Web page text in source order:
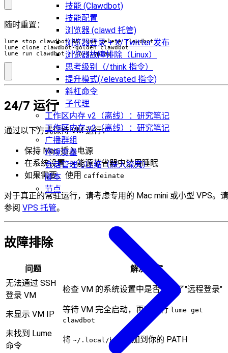
技能 (Clawdbot)
技能配置
浏览器 (clawd 托管)
浏览器登录 + X/Twitter 发布
浏览器故障排除（Linux）
思考级别（/think 指令）
提升模式(/elevated 指令)
斜杠命令
子代理
工作区内存 v2（离线）：研究笔记
工作区内存 v2（离线）：研究笔记
广播群组
环境变量
会话管理与压缩（深入探究）
脚本
节点
随时重置：
lume stop clawdbot &&
lume run clawdbot --no-display
24/7 运行
通过以下方式保持 VM 运行：
保持 Mac 插入电源
在系统设置 → 能源节省器中禁用睡眠
如果需要，使用 caffeinate
对于真正的常驻运行，请考虑专用的 Mac mini 或小型 VPS。请
参阅 VPS 托管。
故障排除
问题
解决方案
无法通过 SSH
登录 VM
检查 VM 的系统设置中是否启用了"远程登录"
未显示 VM IP 等待 VM 完全启动，再次运行 lume get
clawdbot
未找到 Lume
命令
将 ~/.local/bin
添加到你的 PATH